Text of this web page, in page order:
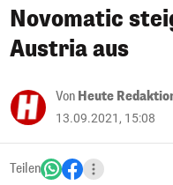
Novomatic
Austria aus
Von Heute
13.09.2021, 15:08
Teilen